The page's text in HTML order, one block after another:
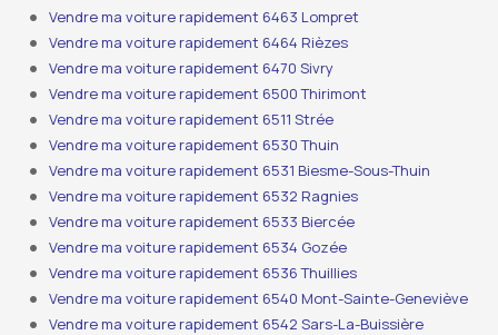
Vendre ma voiture rapidement 6463 Lompret
Vendre ma voiture rapidement 6464 Rièzes
Vendre ma voiture rapidement 6470 Sivry
Vendre ma voiture rapidement 6500 Thirimont
Vendre ma voiture rapidement 6511 Strée
Vendre ma voiture rapidement 6530 Thuin
Vendre ma voiture rapidement 6531 Biesme-Sous-Thuin
Vendre ma voiture rapidement 6532 Ragnies
Vendre ma voiture rapidement 6533 Biercée
Vendre ma voiture rapidement 6534 Gozée
Vendre ma voiture rapidement 6536 Thuillies
Vendre ma voiture rapidement 6540 Mont-Sainte-Geneviève
Vendre ma voiture rapidement 6542 Sars-La-Buissière